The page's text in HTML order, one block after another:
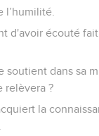
l’humilité.
d'avoir écouté
soutient dans sa
relèvera ?
la